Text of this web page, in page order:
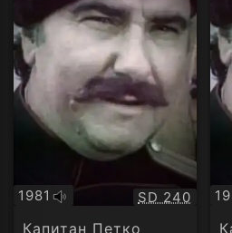
1981
Оригинално
аудио
Качество:
SD 240
Капитан Петко